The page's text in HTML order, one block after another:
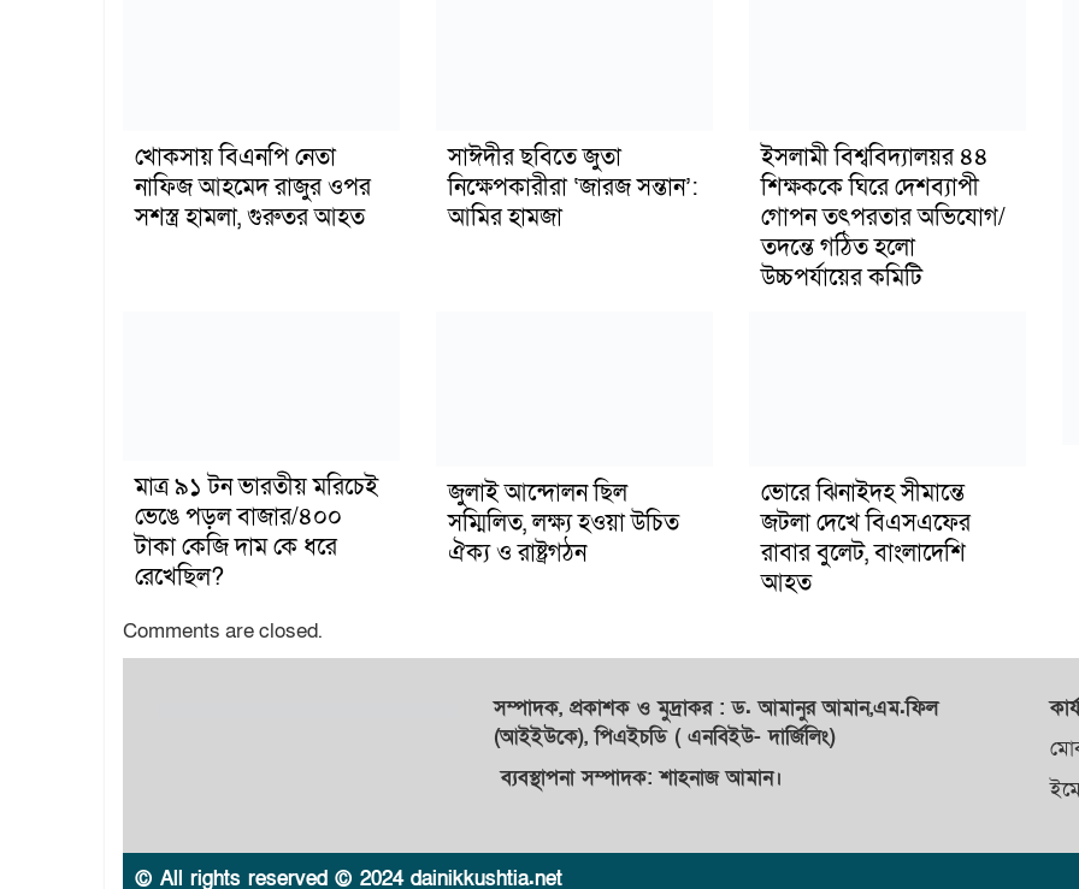
খোকসায় বিএনপি নেতা
নাফিজ আহমেদ রাজুর ওপর
সশস্ত্র হামলা, গুরুতর আহত
সাঈদীর ছবিতে জুতা
নিক্ষেপকারীরা ‘জারজ সন্তান’:
আমির হামজা
ইসলামী বিশ্ববিদ্যালয়র ৪৪
শিক্ষককে ঘিরে দেশব্যাপী
গোপন তৎপরতার অভিযোগ/
তদন্তে গঠিত হলো
উচ্চপর্যায়ের কমিটি
মাত্র ৯১ টন ভারতীয় মরিচেই
ভেঙে পড়ল বাজার/৪০০
টাকা কেজি দাম কে ধরে
রেখেছিল?
জুলাই আন্দোলন ছিল
সম্মিলিত, লক্ষ্য হওয়া উচিত
ঐক্য ও রাষ্ট্রগঠন
ভোরে ঝিনাইদহ সীমান্তে
জটলা দেখে বিএসএফের
রাবার বুলেট, বাংলাদেশি
আহত
Comments are closed.
সম্পাদক, প্রকাশকওমুদ্রাকর: ড. আমানুর আমান,এম.ফিল
(আইইউকে), পিএইচডি ( এনবিইউ- দার্জিলিং)
ব্যবস্থাপনা সম্পাদক: শাহনাজ আমান।
© All rights reserved © 2024 dainikkushtia.net